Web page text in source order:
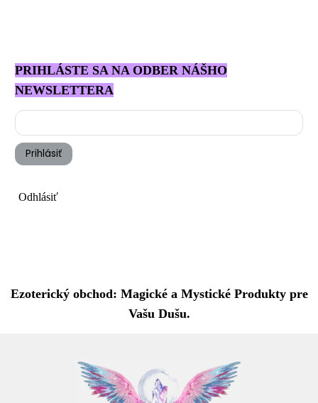
PRIHLÁSTE SA NA ODBER NÁŠHO
NEWSLETTERA
Prihlásiť
Odhlásiť
Ezoterický obchod: Magické a Mystické Produkty pre
Vašu Dušu.